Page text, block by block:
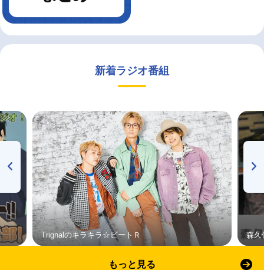
新着ラジオ番組
Trignalのキラキラ☆ビートＲ 森久
もっと見る